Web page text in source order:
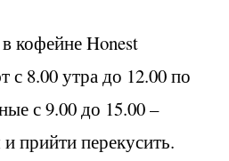
кофейне Honest
с 8.00 утра до 12.00 по
с 9.00 до 15.00 –
и прийти перекусить.